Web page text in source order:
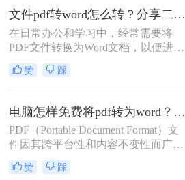
介绍 PDF 转 Word 的常用方法，帮助
您高效完成转换。
文件pdf转word怎么转？分享二种高效转换方法！
在日常办公和学习中，经常需要将
PDF文件转换为Word文档，以便进行
编辑和修改。那么文件pdf转word怎么
转呢？本文将介绍两种实用的PDF转
务。
赞 踩
电脑怎样免费将pdf转为word？推荐2种好用方法！
PDF（Portable Document Format）文
件因其跨平台性和内容不变性而广泛
应用于各种场合。然而，有时我们需
要对PDF文件进行编辑或修改，这时
赞 踩